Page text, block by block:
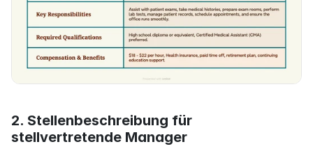
2. Stellenbeschreibung für
stellvertretende Manager